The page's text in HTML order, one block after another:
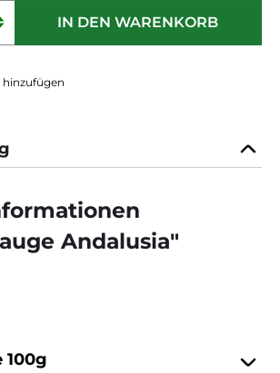
Gib den
IN DEN WARENKORB
Andalusia"
100g